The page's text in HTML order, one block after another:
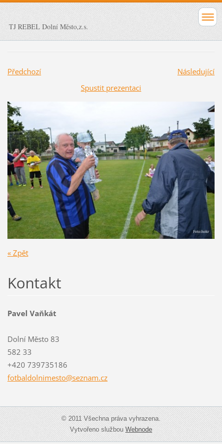
TJ REBEL Dolní Město,z.s.
Předchozí
Následující
Spustit prezentaci
« Zpět
Kontakt
Pavel Vaňkát
Dolní Město 83
582 33
+420 739735186
fotbaldolnimesto@seznam.cz
© 2011 Všechna práva vyhrazena.
Vytvořeno službouWebnode